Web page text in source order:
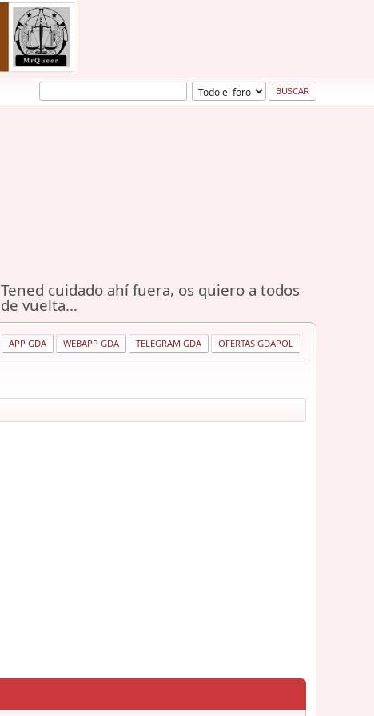
Tened cuidado ahí fuera, os quiero a todos
de vuelta...
APP GDA WEBAPP GDA TELEGRAM GDA OFERTAS GDAPOL